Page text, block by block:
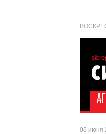
06 июня